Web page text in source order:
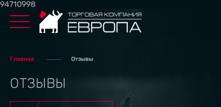
94710998
Главная Отзывы
ОТЗЫВЫ